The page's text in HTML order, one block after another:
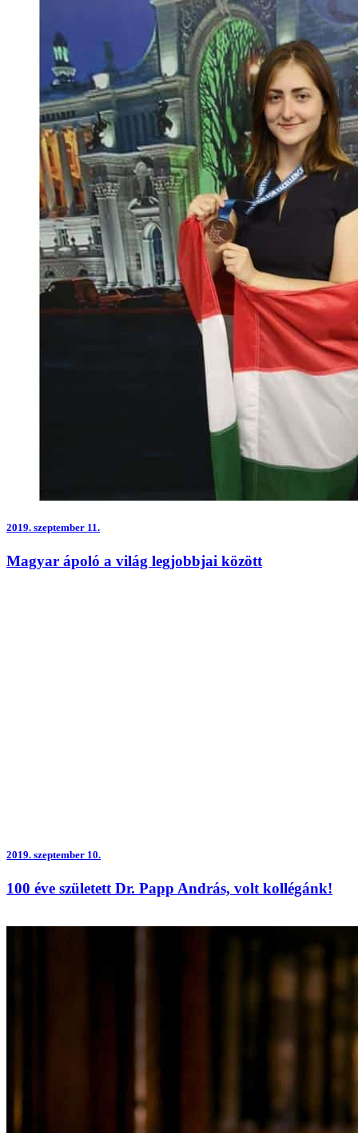
2019. szeptember 11.
Magyar ápoló a világ legjobbjai között
2019. szeptember 10.
100 éve született Dr. Papp András, volt kollégánk!